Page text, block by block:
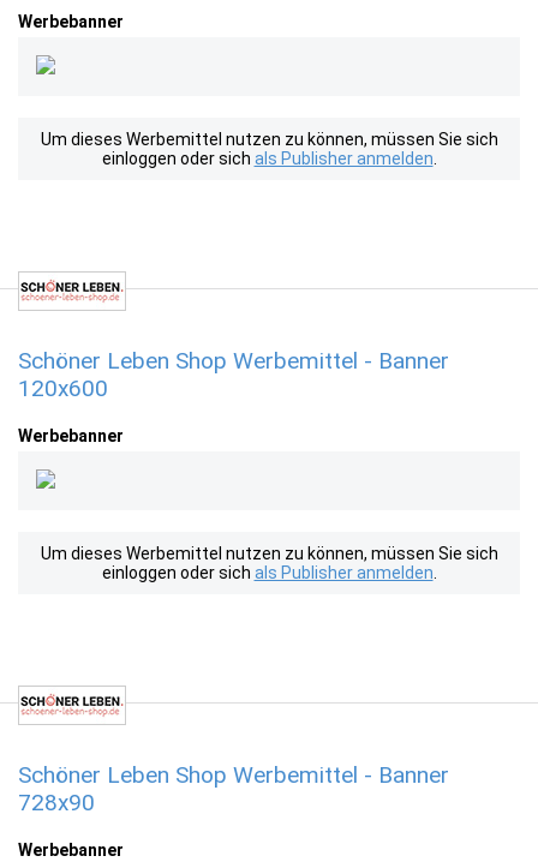
Werbebanner
Um dieses Werbemittel nutzen zu können, müssen Sie sich
einloggen oder sich als Publisher anmelden
Schöner Leben Shop Werbemittel - Banner
120x600
Werbebanner
Um dieses Werbemittel nutzen zu können, müssen Sie sich
einloggen oder sich als Publisher anmelden
Schöner Leben Shop Werbemittel - Banner
728x90
Werbebanner